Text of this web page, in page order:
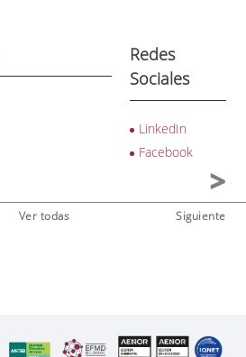
Redes
Sociales
LinkedIn
Facebook
Ver todas Siguiente